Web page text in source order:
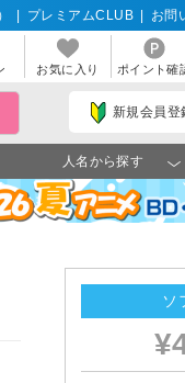
プレミアムCLUB お問
お気に入り ポイント確
新規会員登
人名から探す
ソ